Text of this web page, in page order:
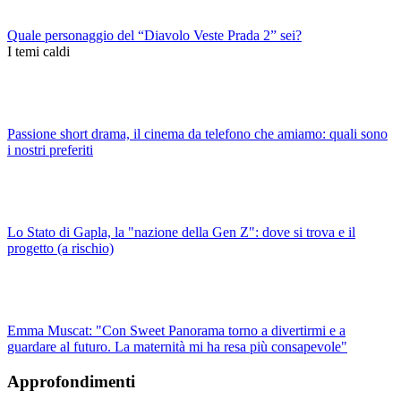
Quale personaggio del “Diavolo Veste Prada 2” sei?
I temi caldi
Passione short drama, il cinema da telefono che amiamo: quali sono
i nostri preferiti
Lo Stato di Gapla, la "nazione della Gen Z": dove si trova e il
progetto (a rischio)
Emma Muscat: "Con Sweet Panorama torno a divertirmi e a
guardare al futuro. La maternità mi ha resa più consapevole"
Approfondimenti